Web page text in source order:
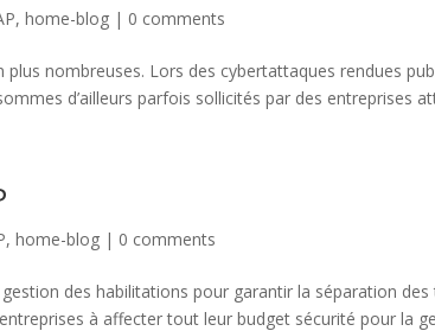
, home-blog | 0 comments
plus nombreuses. Lors des cybertattaques rendues
d’ailleurs parfois sollicités par des entreprises
, home-blog | 0 comments
des habilitations pour garantir la séparation
à affecter tout leur budget sécurité pour la